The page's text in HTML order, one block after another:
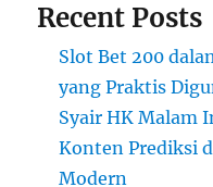
Recent Posts
Slot Bet 200
yang Praktis
Syair HK Malam
Konten Prediksi
Modern